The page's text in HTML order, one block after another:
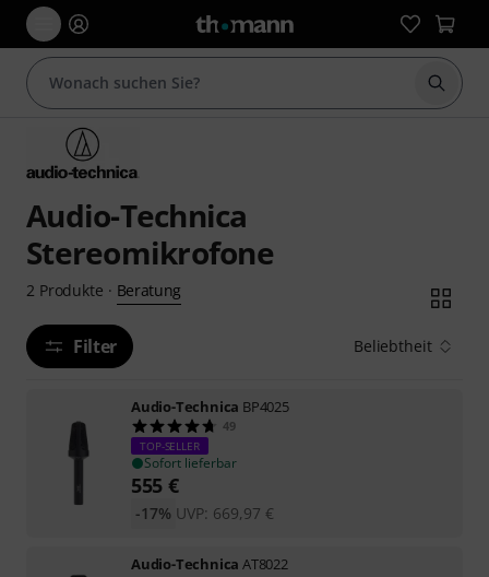
Suche
Audio-Technica
Stereomikrofone
2 Produkte · Beratung
Filter Beliebtheit
Audio-Technica BP4025
49
TOP-SELLER
Sofort lieferbar
555 €
UVP: 669,97 €
-17%
Audio-Technica AT8022